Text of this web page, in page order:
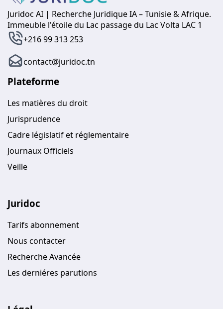
Juridoc AI | Recherche Juridique IA – Tunisie & Afrique.
Immeuble l'étoile du Lac passage du Lac Volta LAC 1
+216 99 313 253
contact@juridoc.tn
Plateforme
Les matières du droit
Jurisprudence
Cadre législatif et réglementaire
Journaux Officiels
Veille
Juridoc
Tarifs abonnement
Nous contacter
Recherche Avancée
Les derniéres parutions